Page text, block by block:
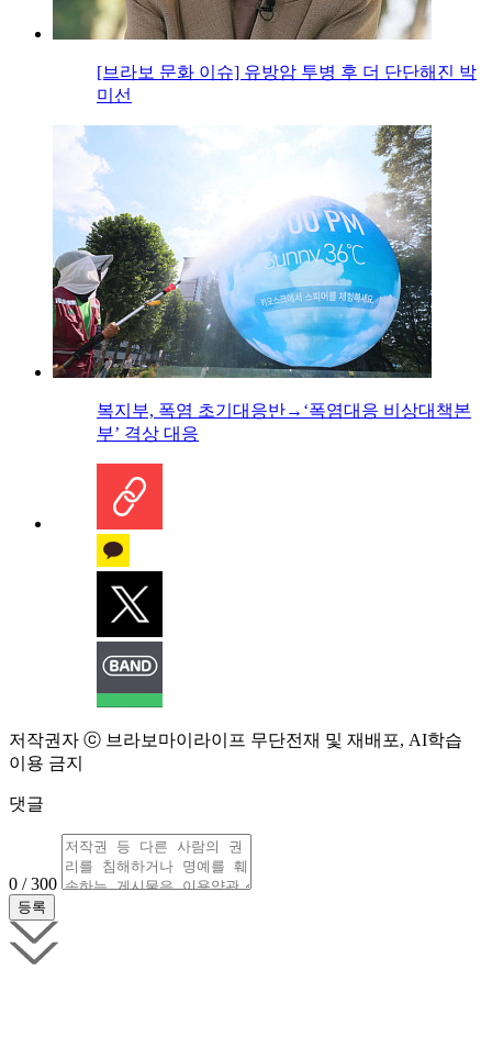
[브라보 문화 이슈] 유방암 투병 후 더 단단해진 박
미선
복지부, 폭염 초기대응반→‘폭염대응 비상대책본
부’ 격상 대응
저작권자 ⓒ 브라보마이라이프 무단전재 및 재배포, AI학습
이용 금지
댓글
0 / 300